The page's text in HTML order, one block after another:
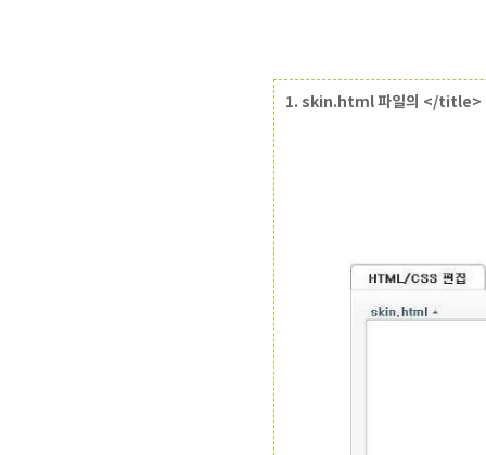
1. skin.html 파일의 </title>